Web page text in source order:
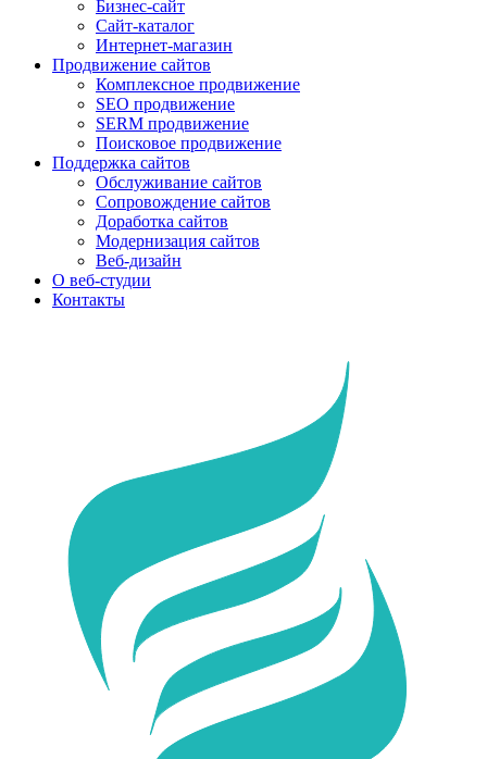
Бизнес-сайт
Сайт-каталог
Интернет-магазин
Продвижение сайтов
Комплексное продвижение
SEO продвижение
SERM продвижение
Поисковое продвижение
Поддержка сайтов
Обслуживание сайтов
Сопровождение сайтов
Доработка сайтов
Модернизация сайтов
Веб-дизайн
О веб-студии
Контакты